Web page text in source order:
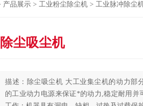
产品展示 > 工业粉尘除尘机 > 工业脉冲除尘
除尘吸尘机
描述：除尘吸尘机 大工业集尘机的动力部
的工业动力电源来保证*的动力,稳定耐用并